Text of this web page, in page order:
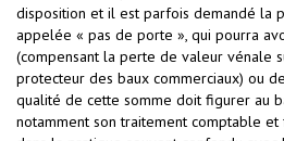
disposition et il est parfois demandé la
appelée « pas de porte », qui pourra
(compensant la perte de valeur vénale
protecteur des baux commerciaux) ou
qualité de cette somme doit figurer au
notamment son traitement comptable